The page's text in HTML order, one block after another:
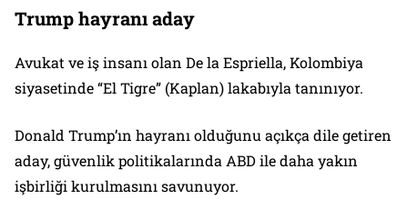
Trump hayranı aday
Avukat ve iş insanı olan De la Espriella, Kolombiya
siyasetinde “El Tigre” (Kaplan) lakabıyla tanınıyor.
Donald Trump’ın hayranı olduğunu açıkça dile getiren
aday, güvenlik politikalarında ABD ile daha yakın
işbirliği kurulmasını savunuyor.